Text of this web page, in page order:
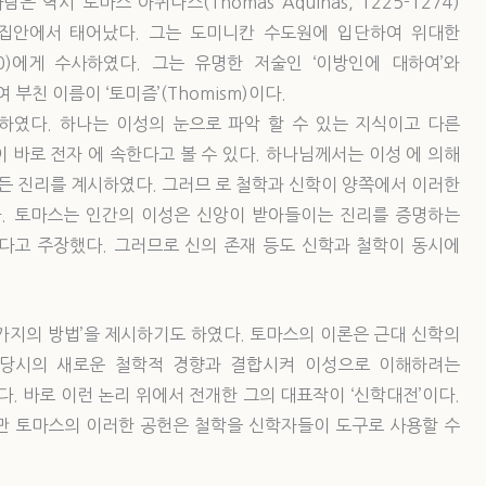
에서 태어났다. 그는 도미니칸 수도원에 입단하여 위대한
수사하였다. 그는 유명한 저술인 ‘이방인에 대하여’와
부친 이름이 ‘토미즘’(Thomism)이다.
였다. 하나는 이성의 눈으로 파악 할 수 있는 지식이고 다른
로 전자 에 속한다고 볼 수 있다. 하나님께서는 이성 에 의해
진리를 계시하였다. 그러므 로 철학과 신학이 양쪽에서 이러한
마스는 인간의 이성은 신앙이 받아들이는 진리를 증명하는
고 주장했다. 그러므로 신의 존재 등도 신학과 철학이 동시에
의 방법’을 제시하기도 하였다. 토마스의 이론은 근대 신학의
시의 새로운 철학적 경향과 결합시켜 이성으로 이해하려는
로 이런 논리 위에서 전개한 그의 대표작이 ‘신학대전’이다.
토마스의 이러한 공헌은 철학을 신학자들이 도구로 사용할 수